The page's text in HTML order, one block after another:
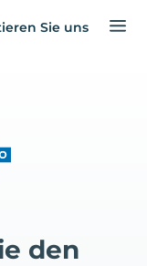
Sie uns
den